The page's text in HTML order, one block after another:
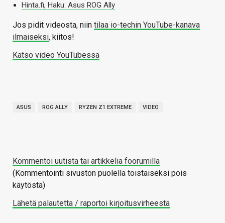
Hinta.fi, Haku: Asus ROG Ally
Jos pidit videosta, niin tilaa io-techin YouTube-kanava
ilmaiseksi, kiitos!
Katso video YouTubessa
ASUS ROG ALLY RYZEN Z1 EXTREME VIDEO
Kommentoi uutista tai artikkelia foorumilla
(Kommentointi sivuston puolella toistaiseksi pois
käytöstä)
Lähetä palautetta / raportoi kirjoitusvirheestä